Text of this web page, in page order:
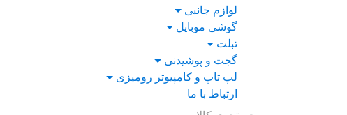
لوازم جانبی
گوشی موبایل
تبلت
گجت و پوشیدنی
لپ تاپ و کامپیوتر رومیزی
ارتباط با ما